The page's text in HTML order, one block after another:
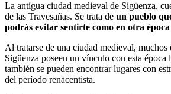
La antigua ciudad medieval de Sigüenza,
de las Travesañas. Se trata de un pueblo
podrás evitar sentirte como en otra
Al tratarse de una ciudad medieval, muchos
Sigüenza poseen un vínculo con esta
también se pueden encontrar lugares con
del período renacentista.